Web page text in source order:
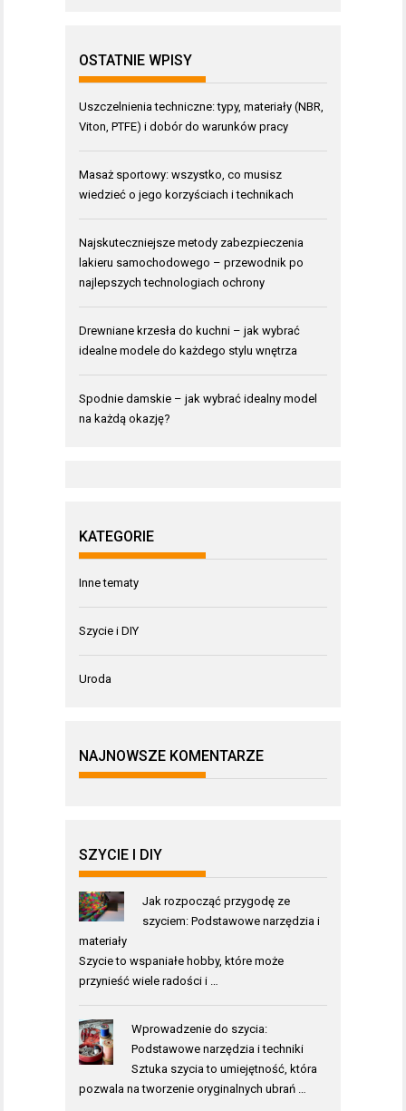
OSTATNIE WPISY
Uszczelnienia techniczne: typy, materiały (NBR,
Viton, PTFE) i dobór do warunków pracy
Masaż sportowy: wszystko, co musisz
wiedzieć o jego korzyściach i technikach
Najskuteczniejsze metody zabezpieczenia
lakieru samochodowego – przewodnik po
najlepszych technologiach ochrony
Drewniane krzesła do kuchni – jak wybrać
idealne modele do każdego stylu wnętrza
Spodnie damskie – jak wybrać idealny model
na każdą okazję?
KATEGORIE
Inne tematy
Szycie i DIY
Uroda
NAJNOWSZE KOMENTARZE
SZYCIE I DIY
Jak rozpocząć przygodę ze
szyciem: Podstawowe narzędzia i
materiały
Szycie to wspaniałe hobby, które może
przynieść wiele radości i …
Wprowadzenie do szycia:
Podstawowe narzędzia i techniki
Sztuka szycia to umiejętność, która
pozwala na tworzenie oryginalnych ubrań …